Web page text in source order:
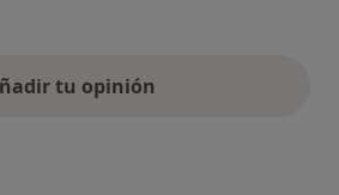
tu opinión